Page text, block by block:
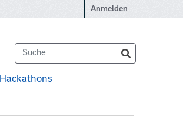
Anmelden
Hackathons